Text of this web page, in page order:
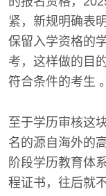
紧，新规明确表
保留入学资格的
考，这样做的目
符合条件的考生 。
至于学历审核这
名的源自海外的
阶段学历教育体
程证书，往后就